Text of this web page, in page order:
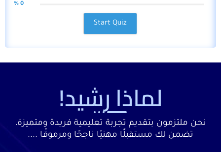
0 %
Start Quiz
لماذا رشيد!
نحن ملتزمون بتقديم تجربة تعليمية فريدة ومتميزة،
تضمن لك مستقبلًا مهنيًا ناجحًا ومرموقًا ....